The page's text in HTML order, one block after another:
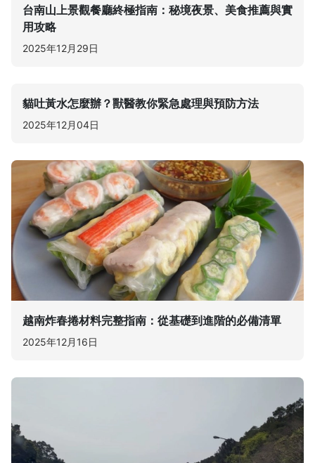
台南山上景觀餐廳終極指南：秘境夜景、美食推薦與實
用攻略
2025年12月29日
貓吐黃水怎麼辦？獸醫教你緊急處理與預防方法
2025年12月04日
越南炸春捲材料完整指南：從基礎到進階的必備清單
2025年12月16日